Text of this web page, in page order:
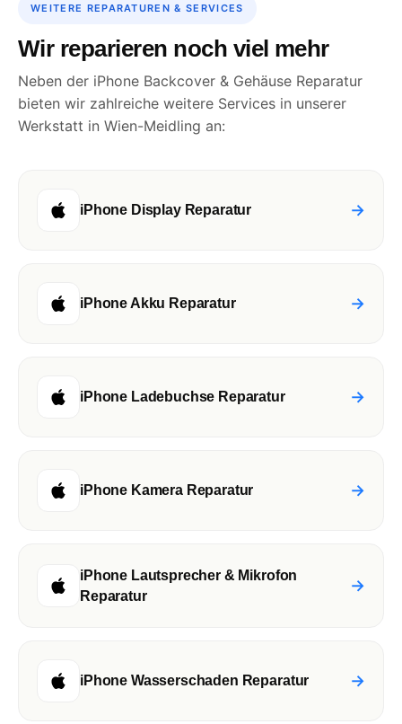
WEITERE REPARATUREN & SERVICES
Wir reparieren noch viel mehr
Neben der iPhone Backcover & Gehäuse Reparatur
bieten wir zahlreiche weitere Services in unserer
Werkstatt in Wien-Meidling an:
iPhone Display Reparatur →
iPhone Akku Reparatur →
iPhone Ladebuchse Reparatur →
iPhone Kamera Reparatur →
iPhone Lautsprecher & Mikrofon
Reparatur
→
iPhone Wasserschaden Reparatur →